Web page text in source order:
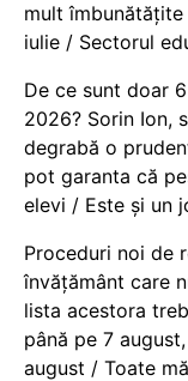
mult
iulie / Sectorul
De ce sunt doar
2026? Sorin Ion,
degrabă o
pot garanta că
elevi / Este și un
Proceduri noi de
învățământ care
lista acestora
până pe 7
august / Toate